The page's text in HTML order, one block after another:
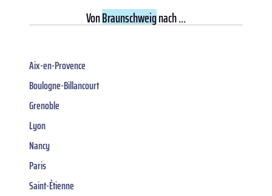
VonBraunschweignach ...
Aix-en-Provence
Boulogne-Billancourt
Grenoble
Lyon
Nancy
Paris
Saint-Étienne